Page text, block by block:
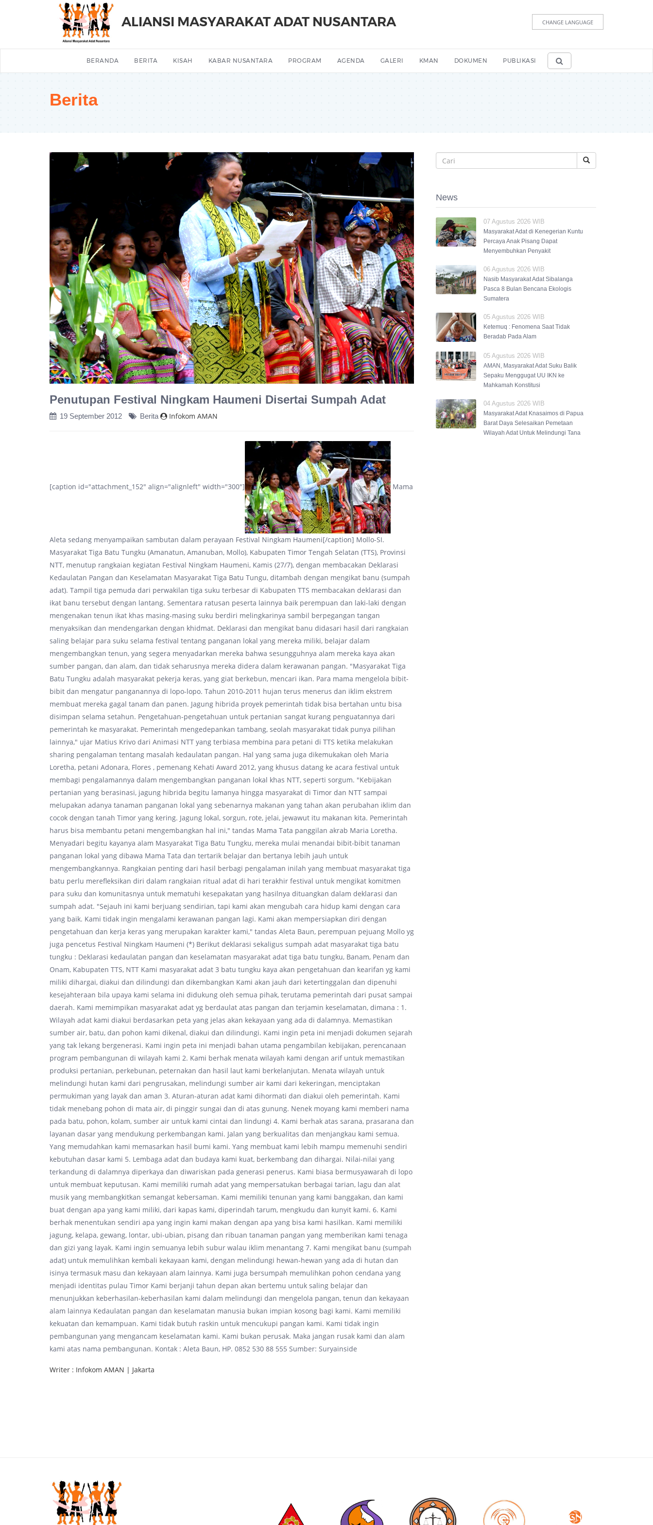
ALIANSI MASYARAKAT ADAT NUSANTARA CHANGE LANGUAGE
BERANDA BERITA KISAH KABAR NUSANTARA PROGRAM AGENDA GALERI KMAN DOKUMEN PUBLIKASI
Berita
Penutupan Festival Ningkam Haumeni Disertai Sumpah Adat
19 September 2012 Berita Infokom AMAN
[caption id="attachment_152" align="alignleft" width="300"] Mama
Aleta sedang menyampaikan sambutan dalam perayaan Festival Ningkam Haumeni[/caption] Mollo-SI.
Masyarakat Tiga Batu Tungku (Amanatun, Amanuban, Mollo), Kabupaten Timor Tengah Selatan (TTS), Provinsi
NTT, menutup rangkaian kegiatan Festival Ningkam Haumeni, Kamis (27/7), dengan membacakan Deklarasi
Kedaulatan Pangan dan Keselamatan Masyarakat Tiga Batu Tungu, ditambah dengan mengikat banu (sumpah
adat). Tampil tiga pemuda dari perwakilan tiga suku terbesar di Kabupaten TTS membacakan deklarasi dan
ikat banu tersebut dengan lantang. Sementara ratusan peserta lainnya baik perempuan dan laki-laki dengan
mengenakan tenun ikat khas masing-masing suku berdiri melingkarinya sambil berpegangan tangan
menyaksikan dan mendengarkan dengan khidmat. Deklarasi dan mengikat banu didasari hasil dari rangkaian
saling belajar para suku selama festival tentang panganan lokal yang mereka miliki, belajar dalam
mengembangkan tenun, yang segera menyadarkan mereka bahwa sesungguhnya alam mereka kaya akan
sumber pangan, dan alam, dan tidak seharusnya mereka didera dalam kerawanan pangan. "Masyarakat Tiga
Batu Tungku adalah masyarakat pekerja keras, yang giat berkebun, mencari ikan. Para mama mengelola bibit-
bibit dan mengatur panganannya di lopo-lopo. Tahun 2010-2011 hujan terus menerus dan iklim ekstrem
membuat mereka gagal tanam dan panen. Jagung hibrida proyek pemerintah tidak bisa bertahan untu bisa
disimpan selama setahun. Pengetahuan-pengetahuan untuk pertanian sangat kurang penguatannya dari
pemerintah ke masyarakat. Pemerintah mengedepankan tambang, seolah masyarakat tidak punya pilihan
lainnya," ujar Matius Krivo dari Animasi NTT yang terbiasa membina para petani di TTS ketika melakukan
sharing pengalaman tentang masalah kedaulatan pangan. Hal yang sama juga dikemukakan oleh Maria
Loretha, petani Adonara, Flores , pemenang Kehati Award 2012, yang khusus datang ke acara festival untuk
membagi pengalamannya dalam mengembangkan panganan lokal khas NTT, seperti sorgum. "Kebijakan
pertanian yang berasinasi, jagung hibrida begitu lamanya hingga masyarakat di Timor dan NTT sampai
melupakan adanya tanaman panganan lokal yang sebenarnya makanan yang tahan akan perubahan iklim dan
cocok dengan tanah Timor yang kering. Jagung lokal, sorgun, rote, jelai, jewawut itu makanan kita. Pemerintah
harus bisa membantu petani mengembangkan hal ini," tandas Mama Tata panggilan akrab Maria Loretha.
Menyadari begitu kayanya alam Masyarakat Tiga Batu Tungku, mereka mulai menandai bibit-bibit tanaman
panganan lokal yang dibawa Mama Tata dan tertarik belajar dan bertanya lebih jauh untuk
mengembangkannya. Rangkaian penting dari hasil berbagi pengalaman inilah yang membuat masyarakat tiga
batu perlu merefleksikan diri dalam rangkaian ritual adat di hari terakhir festival untuk mengikat komitmen
para suku dan komunitasnya untuk mematuhi kesepakatan yang hasilnya dituangkan dalam deklarasi dan
sumpah adat. "Sejauh ini kami berjuang sendirian, tapi kami akan mengubah cara hidup kami dengan cara
yang baik. Kami tidak ingin mengalami kerawanan pangan lagi. Kami akan mempersiapkan diri dengan
pengetahuan dan kerja keras yang merupakan karakter kami," tandas Aleta Baun, perempuan pejuang Mollo yg
juga pencetus Festival Ningkam Haumeni (*) Berikut deklarasi sekaligus sumpah adat masyarakat tiga batu
tungku : Deklarasi kedaulatan pangan dan keselamatan masyarakat adat tiga batu tungku, Banam, Penam dan
Onam, Kabupaten TTS, NTT Kami masyarakat adat 3 batu tungku kaya akan pengetahuan dan kearifan yg kami
miliki dihargai, diakui dan dilindungi dan dikembangkan Kami akan jauh dari ketertinggalan dan dipenuhi
kesejahteraan bila upaya kami selama ini didukung oleh semua pihak, terutama pemerintah dari pusat sampai
daerah. Kami memimpikan masyarakat adat yg berdaulat atas pangan dan terjamin keselamatan, dimana : 1.
Wilayah adat kami diakui berdasarkan peta yang jelas akan kekayaan yang ada di dalamnya. Memastikan
sumber air, batu, dan pohon kami dikenal, diakui dan dilindungi. Kami ingin peta ini menjadi dokumen sejarah
yang tak lekang bergenerasi. Kami ingin peta ini menjadi bahan utama pengambilan kebijakan, perencanaan
program pembangunan di wilayah kami 2. Kami berhak menata wilayah kami dengan arif untuk memastikan
produksi pertanian, perkebunan, peternakan dan hasil laut kami berkelanjutan. Menata wilayah untuk
melindungi hutan kami dari pengrusakan, melindungi sumber air kami dari kekeringan, menciptakan
permukiman yang layak dan aman 3. Aturan-aturan adat kami dihormati dan diakui oleh pemerintah. Kami
tidak menebang pohon di mata air, di pinggir sungai dan di atas gunung. Nenek moyang kami memberi nama
pada batu, pohon, kolam, sumber air untuk kami cintai dan lindungi 4. Kami berhak atas sarana, prasarana dan
layanan dasar yang mendukung perkembangan kami. Jalan yang berkualitas dan menjangkau kami semua.
Yang memudahkan kami memasarkan hasil bumi kami. Yang membuat kami lebih mampu memenuhi sendiri
kebutuhan dasar kami 5. Lembaga adat dan budaya kami kuat, berkembang dan dihargai. Nilai-nilai yang
terkandung di dalamnya diperkaya dan diwariskan pada generasi penerus. Kami biasa bermusyawarah di lopo
untuk membuat keputusan. Kami memiliki rumah adat yang mempersatukan berbagai tarian, lagu dan alat
musik yang membangkitkan semangat kebersaman. Kami memiliki tenunan yang kami banggakan, dan kami
buat dengan apa yang kami miliki, dari kapas kami, diperindah tarum, mengkudu dan kunyit kami. 6. Kami
berhak menentukan sendiri apa yang ingin kami makan dengan apa yang bisa kami hasilkan. Kami memiliki
jagung, kelapa, gewang, lontar, ubi-ubian, pisang dan ribuan tanaman pangan yang memberikan kami tenaga
dan gizi yang layak. Kami ingin semuanya lebih subur walau iklim menantang 7. Kami mengikat banu (sumpah
adat) untuk memulihkan kembali kekayaan kami, dengan melindungi hewan-hewan yang ada di hutan dan
isinya termasuk masu dan kekayaan alam lainnya. Kami juga bersumpah memulihkan pohon cendana yang
menjadi identitas pulau Timor Kami berjanji tahun depan akan bertemu untuk saling belajar dan
menunjukkan keberhasilan-keberhasilan kami dalam melindungi dan mengelola pangan, tenun dan kekayaan
alam lainnya Kedaulatan pangan dan keselamatan manusia bukan impian kosong bagi kami. Kami memiliki
kekuatan dan kemampuan. Kami tidak butuh raskin untuk mencukupi pangan kami. Kami tidak ingin
pembangunan yang mengancam keselamatan kami. Kami bukan perusak. Maka jangan rusak kami dan alam
kami atas nama pembangunan. Kontak : Aleta Baun, HP. 0852 530 88 555 Sumber: Suryainside
Writer : Infokom AMAN | Jakarta
News
07 Agustus 2026 WIB
Masyarakat Adat di Kenegerian Kuntu
Percaya Anak Pisang Dapat
Menyembuhkan Penyakit
06 Agustus 2026 WIB
Nasib Masyarakat Adat Sibalanga
Pasca 8 Bulan Bencana Ekologis
Sumatera
05 Agustus 2026 WIB
Ketemuq : Fenomena Saat Tidak
Beradab Pada Alam
05 Agustus 2026 WIB
AMAN, Masyarakat Adat Suku Balik
Sepaku Menggugat UU IKN ke
Mahkamah Konstitusi
04 Agustus 2026 WIB
Masyarakat Adat Knasaimos di Papua
Barat Daya Selesaikan Pemetaan
Wilayah Adat Untuk Melindungi Tana